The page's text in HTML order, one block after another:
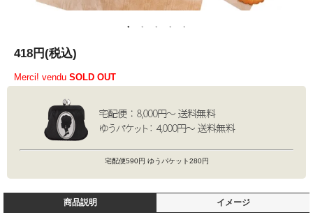
418円(税込)
Merci! vendu SOLD OUT
宅配便590円 ゆうパケット280円
商品説明 イメージ